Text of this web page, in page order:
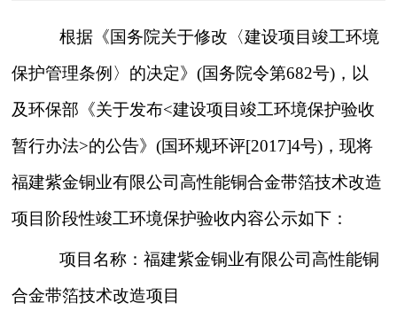
根据《国务院关于修改〈建设项目竣工环境
保护管理条例〉的决定》(国务院令第682号)，以
及环保部《关于发布<建设项目竣工环境保护验收
暂行办法>的公告》(国环规环评[2017]4号)，现将
福建紫金铜业有限公司高性能铜合金带箔技术改造
项目阶段性竣工环境保护验收内容公示如下：
项目名称：福建紫金铜业有限公司高性能铜
合金带箔技术改造项目